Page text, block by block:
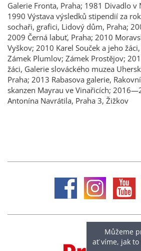
Můžeme
ať víme, jak
Galerie Fronta, Praha; 1981 Divadlo v
1990 Výstava výsledků stipendií za
sochaři, grafici, Lidový dům, Praha;
2009 Černá labuť, Praha; 2010
Vyškov; 2010 Karel Souček a jeho
Zámek Plumlov; Zámek Prostějov;
žáci, Galerie slováckého muzea
Praha; 2013 Rabasova galerie,
skanzen Mayrau ve Vinařicích;
Antonína Navrátila, Praha 3, Žižkov